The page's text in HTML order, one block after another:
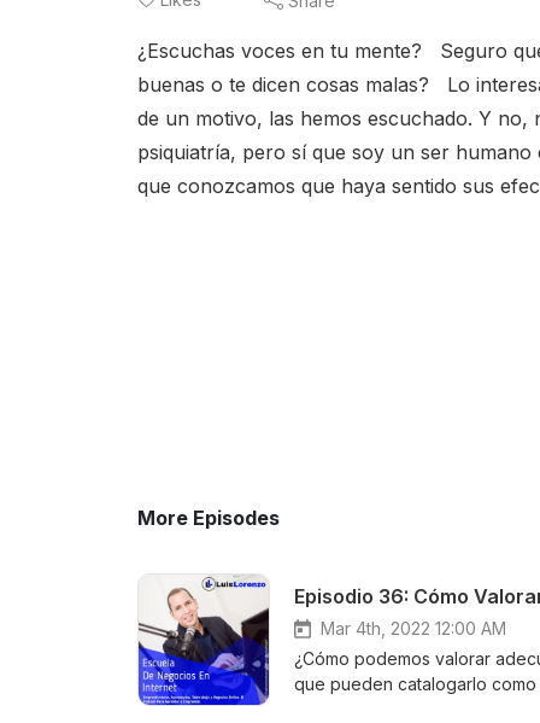
¿Escuchas voces en tu mente? Seguro
buenas o te dicen cosas malas? Lo
de un motivo, las hemos escuchado. Y
psiquiatría, pero sí que soy un ser
que conozcamos que haya sentido sus
More Episodes
Episodio 36: Cómo
Mar 4th, 2022 12:00 AM
¿Cómo podemos valorar
que pueden catalogarlo